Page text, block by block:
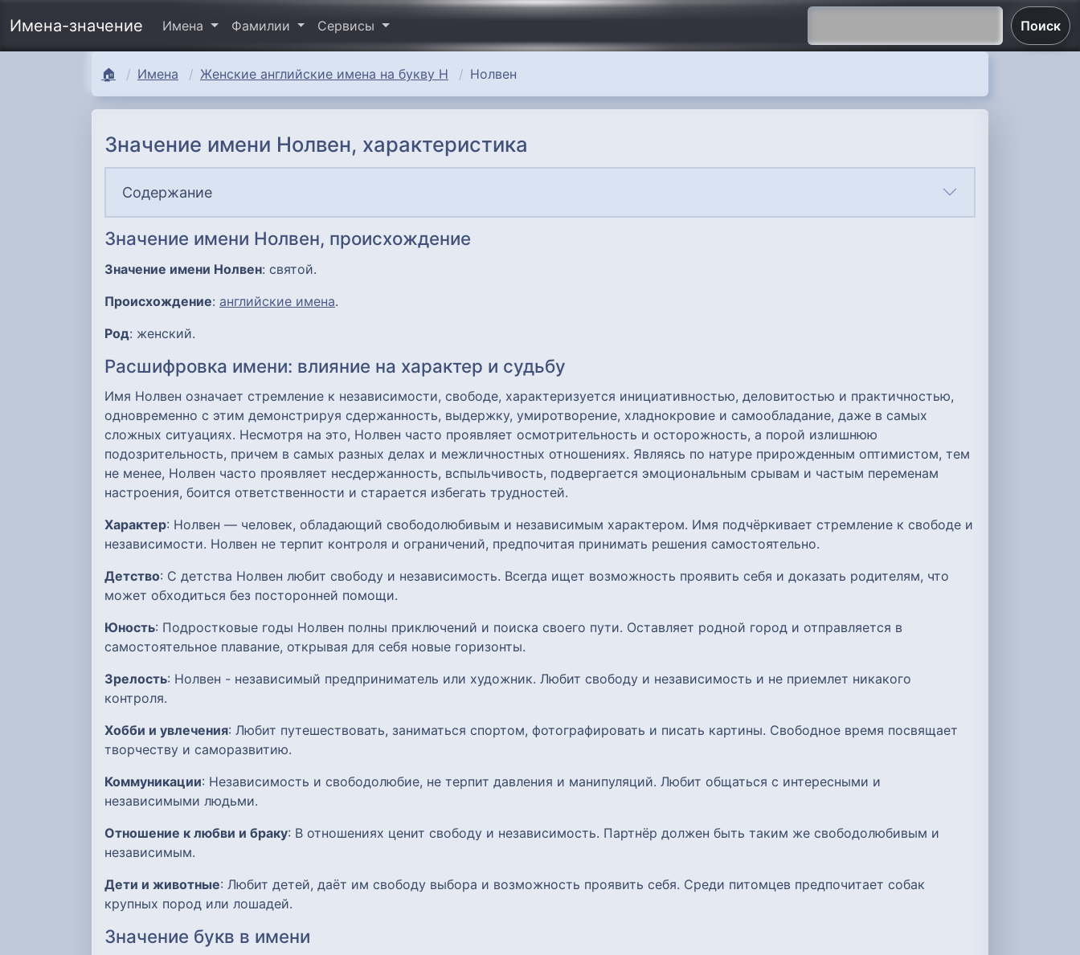
Имена-значение Имена Фамилии Сервисы Поиск
🏠 Имена Женские английские имена на букву Н Нолвен
Значение имени Нолвен, характеристика
Содержание
Значение имени Нолвен, происхождение
Значение имени Нолвен: святой.
Происхождение: английские имена.
Род: женский.
Расшифровка имени: влияние на характер и судьбу
Имя Нолвен означает стремление к независимости, свободе, характеризуется инициативностью, деловитостью и практичностью,
одновременно с этим демонстрируя сдержанность, выдержку, умиротворение, хладнокровие и самообладание, даже в самых
сложных ситуациях. Несмотря на это, Нолвен часто проявляет осмотрительность и осторожность, а порой излишнюю
подозрительность, причем в самых разных делах и межличностных отношениях. Являясь по натуре прирожденным оптимистом, тем
не менее, Нолвен часто проявляет несдержанность, вспыльчивость, подвергается эмоциональным срывам и частым переменам
настроения, боится ответственности и старается избегать трудностей.
Характер: Нолвен — человек, обладающий свободолюбивым и независимым характером. Имя подчёркивает стремление к свободе и
независимости. Нолвен не терпит контроля и ограничений, предпочитая принимать решения самостоятельно.
Детство: С детства Нолвен любит свободу и независимость. Всегда ищет возможность проявить себя и доказать родителям, что
может обходиться без посторонней помощи.
Юность: Подростковые годы Нолвен полны приключений и поиска своего пути. Оставляет родной город и отправляется в
самостоятельное плавание, открывая для себя новые горизонты.
Зрелость: Нолвен - независимый предприниматель или художник. Любит свободу и независимость и не приемлет никакого
контроля.
Хобби и увлечения: Любит путешествовать, заниматься спортом, фотографировать и писать картины. Свободное время посвящает
творчеству и саморазвитию.
Коммуникации: Независимость и свободолюбие, не терпит давления и манипуляций. Любит общаться с интересными и
независимыми людьми.
Отношение к любви и браку: В отношениях ценит свободу и независимость. Партнёр должен быть таким же свободолюбивым и
независимым.
Дети и животные: Любит детей, даёт им свободу выбора и возможность проявить себя. Среди питомцев предпочитает собак
крупных пород или лошадей.
Значение букв в имени